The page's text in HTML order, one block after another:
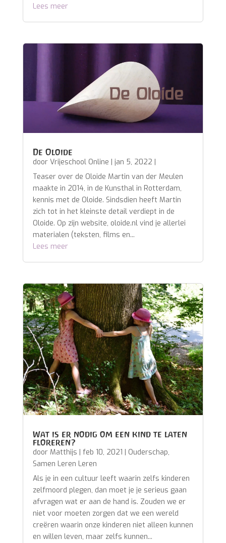
Lees meer
De Oloide
door Vrijeschool Online | jan 5, 2022 |
Teaser over de Oloide Martin van der Meulen
maakte in 2014, in de Kunsthal in Rotterdam,
kennis met de Oloide. Sindsdien heeft Martin
zich tot in het kleinste detail verdiept in de
Oloide. Op zijn website, oloide.nl vind je allerlei
materialen (teksten, films en...
Lees meer
Wat is er nodig om een kind te laten
floreren?
door Matthijs feb 10, 2021 Ouderschap,
Samen Leren Leren
Als je in een cultuur leeft waarin zelfs kinderen
zelfmoord plegen, dan moet je je serieus gaan
afvragen wat er aan de hand is. Zouden we er
niet voor moeten zorgen dat we een wereld
creëren waarin onze kinderen niet alleen kunnen
en willen leven, maar zelfs kunnen...